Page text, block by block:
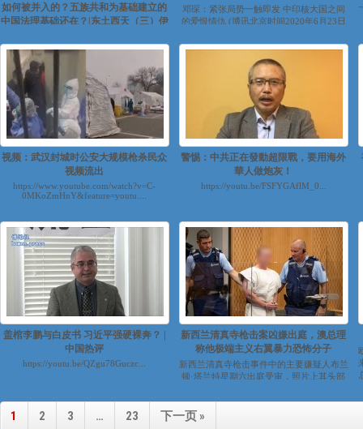
如何被并入的？五族共和为基础建立的
中国法理基础还在？|东土西天（三）伊
https://youtu.be/9yLchhqHtrc...
邓琛：紧张局势一触即发 中印核大国之间
的爱恨情仇 (博讯北京时间2020年6月23日
视频：武汉封城时公安大规模枪杀民众
视频流出
https://www.youtube.com/watch?v=C-
0MKoZmHnY&feature=youtu....
警惕：中共正在發動超限戰，要用海外
華人做炮灰！
https://youtu.be/FSFYGAflM_0...
盖棺李鹏与白皮书 习近平强硬裸奔？ |
中国热评
https://youtu.be/QZgu78Guczc...
新西兰清真寺枪击案凶嫌出庭，澳总理
称他极端主义右翼暴力恐怖分子
新西兰清真寺枪击事件中的主要嫌疑人布兰
顿·塔兰特星期六出庭受审，照片上其头部
1 2 3 … 23 下一页 »